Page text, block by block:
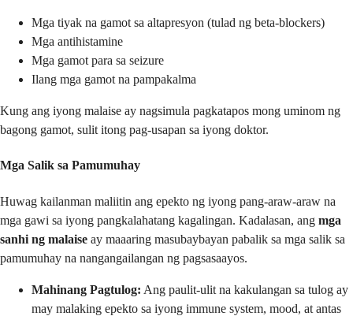
Mga tiyak na gamot sa altapresyon (tulad ng beta-blockers)
Mga antihistamine
Mga gamot para sa seizure
Ilang mga gamot na pampakalma
Kung ang iyong malaise ay nagsimula pagkatapos mong uminom ng
bagong gamot, sulit itong pag-usapan sa iyong doktor.
Mga Salik sa Pamumuhay
Huwag kailanman maliitin ang epekto ng iyong pang-araw-araw na
mga gawi sa iyong pangkalahatang kagalingan. Kadalasan, ang mga
sanhi ng malaise ay maaaring masubaybayan pabalik sa mga salik sa
pamumuhay na nangangailangan ng pagsasaayos.
Mahinang Pagtulog: Ang paulit-ulit na kakulangan sa tulog ay
may malaking epekto sa iyong immune system, mood, at antas